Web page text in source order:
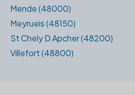
Mende (48000)
Meyrueis (48150)
St Chely D Apcher (48200)
Villefort (48800)